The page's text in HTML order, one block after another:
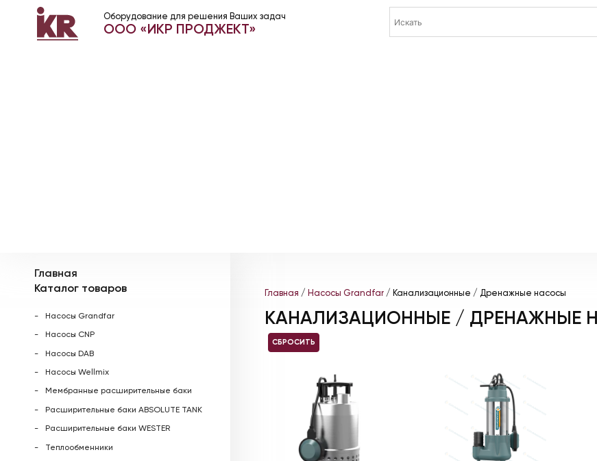
Оборудование для решения Ваших задач
ООО «ИКР ПРОДЖЕКТ»
Главная
Каталог товаров
Насосы Grandfar
Насосы CNP
Насосы DAB
Насосы Wellmix
Мембранные расширительные баки
Расширительные баки ABSOLUTE TANK
Расширительные баки WESTER
Теплообменники
Главная / Насосы Grandfar / Канализационные / Дренажные насосы
КАНАЛИЗАЦИОННЫЕ / ДРЕНАЖНЫЕ
СБРОСИТЬ